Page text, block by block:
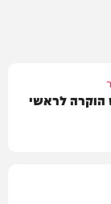
הוקרה לראשי